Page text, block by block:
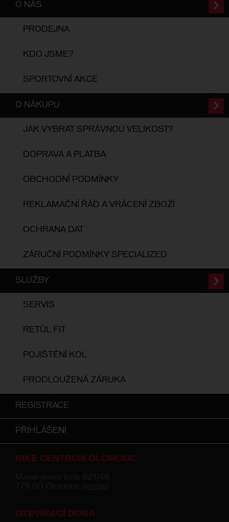
O NÁS
PRODEJNA
KDO JSME?
SPORTOVNÍ AKCE
O NÁKUPU
JAK VYBRAT SPRÁVNOU VELIKOST?
DOPRAVA A PLATBA
OBCHODNÍ PODMÍNKY
REKLAMAČNÍ ŘÁD A VRÁCENÍ ZBOŽÍ
OCHRANA DAT
ZÁRUČNÍ PODMÍNKY SPECIALIZED
SLUŽBY
SERVIS
RETÜL FIT
POJIŠTĚNÍ KOL
PRODLOUŽENÁ ZÁRUKA
REGISTRACE
PŘIHLÁŠENÍ
BIKE CENTRUM OLOMOUC
OTEVÍRACÍ DOBA